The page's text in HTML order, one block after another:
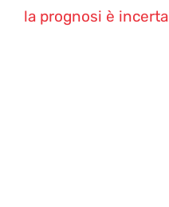
la prognosi è incerta